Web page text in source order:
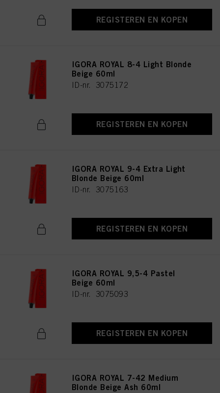
REGISTEREN EN KOPEN
IGORA ROYAL 8-4 Light Blonde
Beige 60ml
ID-nr. 3075172
REGISTEREN EN KOPEN
IGORA ROYAL 9-4 Extra Light
Blonde Beige 60ml
ID-nr. 3075163
REGISTEREN EN KOPEN
IGORA ROYAL 9,5-4 Pastel
Beige 60ml
ID-nr. 3075093
REGISTEREN EN KOPEN
IGORA ROYAL 7-42 Medium
Blonde Beige Ash 60ml